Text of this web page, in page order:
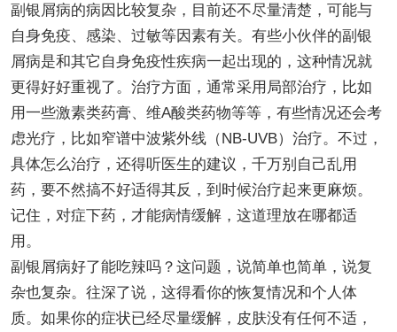
副银屑病的病因比较复杂，目前还不尽量清楚，可能与
自身免疫、感染、过敏等因素有关。有些小伙伴的副银
屑病是和其它自身免疫性疾病一起出现的，这种情况就
更得好好重视了。治疗方面，通常采用局部治疗，比如
用一些激素类药膏、维A酸类药物等等，有些情况还会考
虑光疗，比如窄谱中波紫外线（NB-UVB）治疗。不过，
具体怎么治疗，还得听医生的建议，千万别自己乱用
药，要不然搞不好适得其反，到时候治疗起来更麻烦。
记住，对症下药，才能病情缓解，这道理放在哪都适
用。
副银屑病好了能吃辣吗？这问题，说简单也简单，说复
杂也复杂。往深了说，这得看你的恢复情况和个人体
质。如果你的症状已经尽量缓解，皮肤没有任何不适，